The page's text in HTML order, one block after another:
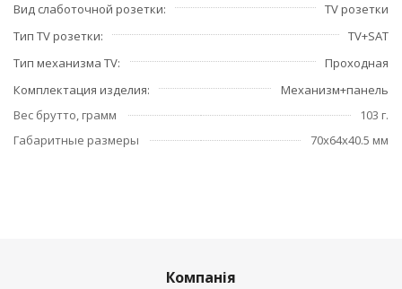
Вид слаботочной розетки
TV розетки
Тип TV розетки
TV+SAT
Тип механизма TV
Проходная
Комплектация изделия
Механизм+панель
Вес брутто, грамм
103 г.
Габаритные размеры
70x64x40.5 мм
Компанія